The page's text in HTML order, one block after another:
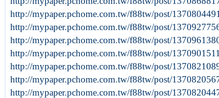
http://mypaper.pchome.com.tw/f88tw/post/
http://mypaper.pchome.com.tw/f88tw/post/
http://mypaper.pchome.com.tw/f88tw/post/
http://mypaper.pchome.com.tw/f88tw/post/
http://mypaper.pchome.com.tw/f88tw/post/
http://mypaper.pchome.com.tw/f88tw/post/
http://mypaper.pchome.com.tw/f88tw/post/